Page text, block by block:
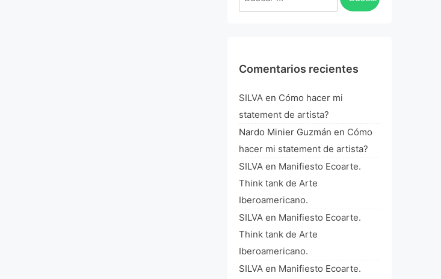
Comentarios recientes
SILVA en Cómo hacer mi
statement de artista?
Nardo Minier Guzmán en Cómo
hacer mi statement de artista?
SILVA en Manifiesto Ecoarte.
Think tank de Arte
Iberoamericano.
SILVA en Manifiesto Ecoarte.
Think tank de Arte
Iberoamericano.
SILVA en Manifiesto Ecoarte.